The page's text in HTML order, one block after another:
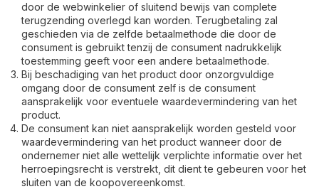
door de webwinkelier of sluitend bewijs van complete
terugzending overlegd kan worden. Terugbetaling zal
geschieden via de zelfde betaalmethode die door de
consument is gebruikt tenzij de consument nadrukkelijk
toestemming geeft voor een andere betaalmethode.
Bij beschadiging van het product door onzorgvuldige
omgang door de consument zelf is de consument
aansprakelijk voor eventuele waardevermindering van het
product.
De consument kan niet aansprakelijk worden gesteld voor
waardevermindering van het product wanneer door de
ondernemer niet alle wettelijk verplichte informatie over het
herroepingsrecht is verstrekt, dit dient te gebeuren voor het
sluiten van de koopovereenkomst.